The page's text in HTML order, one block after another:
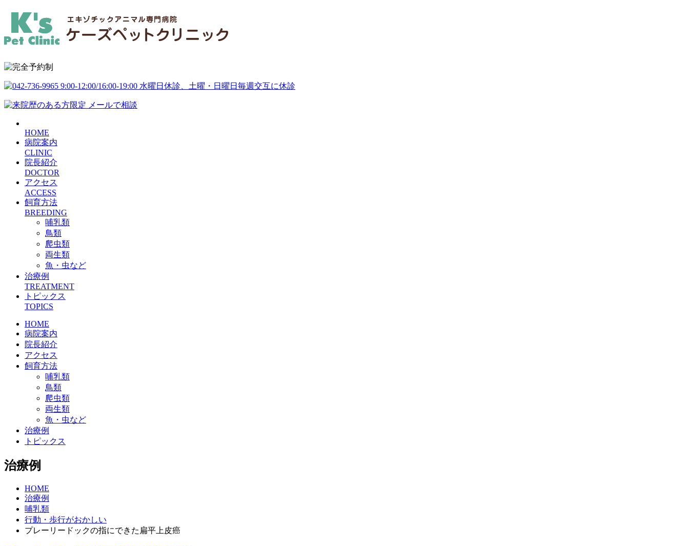
HOME
病院案内
CLINIC
院長紹介
DOCTOR
アクセス
ACCESS
飼育方法
BREEDING
哺乳類
鳥類
爬虫類
両生類
魚・虫など
治療例
TREATMENT
トピックス
TOPICS
HOME
病院案内
院長紹介
アクセス
飼育方法
哺乳類
鳥類
爬虫類
両生類
魚・虫など
治療例
トピックス
治療例
HOME
治療例
哺乳類
行動・歩行がおかしい
プレーリードックの指にできた扁平上皮癌